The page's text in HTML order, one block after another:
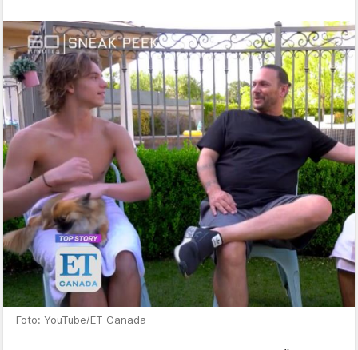
Foto: YouTube/ET Canada